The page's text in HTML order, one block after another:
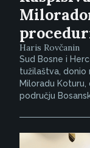
Haris Rovčanin
Sud Bosne i
tužilaštva, donio
Miloradu
području